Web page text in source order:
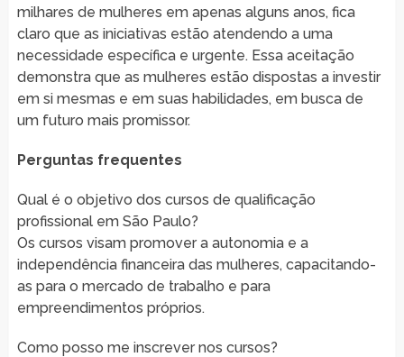
milhares de mulheres em apenas alguns anos, fica
claro que as iniciativas estão atendendo a uma
necessidade específica e urgente. Essa aceitação
demonstra que as mulheres estão dispostas a investir
em si mesmas e em suas habilidades, em busca de
um futuro mais promissor.
Perguntas frequentes
Qual é o objetivo dos cursos de qualificação
profissional em São Paulo?
Os cursos visam promover a autonomia e a
independência financeira das mulheres, capacitando-
as para o mercado de trabalho e para
empreendimentos próprios.
Como posso me inscrever nos cursos?